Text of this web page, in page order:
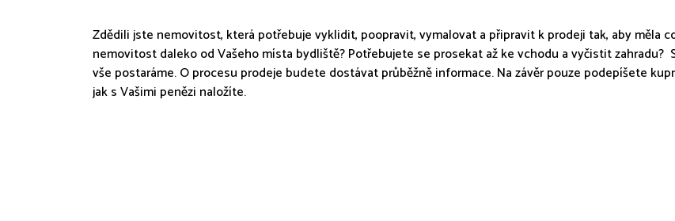
Zdědili jste nemovitost, která potřebuje vyklidit, poopravit, vymalovat a připravit k prodeji tak, aby měla
nemovitost daleko od Vašeho místa bydliště? Potřebujete se prosekat až ke vchodu a vyčistit
vše postaráme. O procesu prodeje budete dostávat průběžně informace. Na závěr pouze podepíšete
jak s Vašimi penězi naložíte.